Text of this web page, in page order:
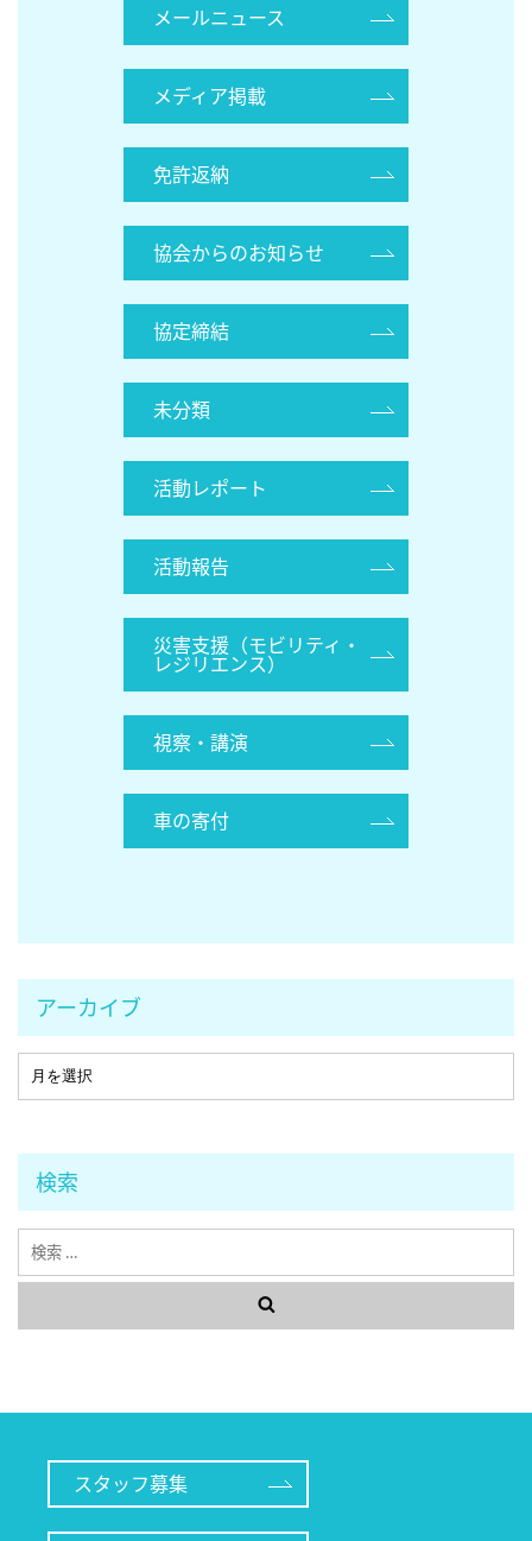
メールニュース
メディア掲載
免許返納
協会からのお知らせ
協定締結
未分類
活動レポート
活動報告
災害支援（モビリティ・
レジリエンス）
視察・講演
車の寄付
アーカイブ
検索
索
スタッフ募集